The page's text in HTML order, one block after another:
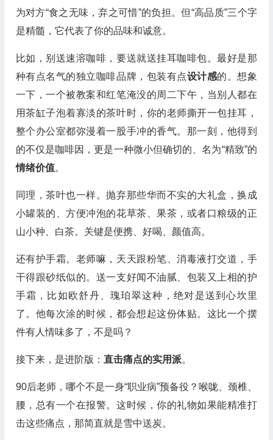
为对方“食之无味，弃之可惜”的负担。但“高品质”三个字
是精髓，它代表了你的品味和诚意。
比如，别送速溶咖啡，要送就送挂耳咖啡包。最好是那
种有点名气的独立咖啡品牌，包装有点设计感的。想象
一下，一个被教案和红笔淹没的周二下午，当别人都在
用茶缸子泡着寡淡的茶叶时，你的老师撕开一包挂耳，
整个办公室都弥漫着一股手冲的香气。那一刻，他得到
的不仅是咖啡因，更是一种微小但确切的、名为“精致”的
情绪价值。
同理，茶叶也一样。抛弃那些华而不实的大礼盒，换成
小罐装的、方便冲泡的花草茶、果茶，或者口粮级的正
山小种、白茶。关键是便携、好喝、颜值高。
还有护手霜。老师嘛，天天跟粉笔、消毒液打交道，手
干得跟砂纸似的。送一支好闻不油腻、包装又上相的护
手霜，比如欧舒丹、瑰珀翠这种，绝对是送到心坎里
了。他每次涂的时候，都会想起这份体贴。这比一个摆
件有人情味多了，不是吗？
接下来，是进阶版： 直击痛点的实用派。
90后老师，哪个不是一身“职业病”预备役？喉咙、颈椎、
腰，总有一个在报警。这时候，你的礼物如果能精准打
击这些痛点，那简直就是雪中送炭。